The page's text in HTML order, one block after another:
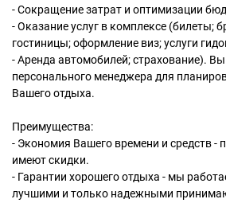
- Сокращение затрат и оптимизации
- Оказание услуг в комплексе (билеты;
гостиницы; оформление виз; услуги
- Аренда автомобилей; страхование). Вы
персонального менеджера для
Вашего отдыха.
Преимущества:
- Экономия Вашего времени и средств -
имеют скидки.
- Гарантии хорошего отдыха - мы
лучшими и только надежными